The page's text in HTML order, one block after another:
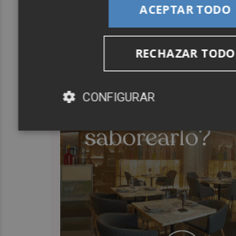
ACEPTAR TODO
RECHAZAR TODO
CONFIGURAR